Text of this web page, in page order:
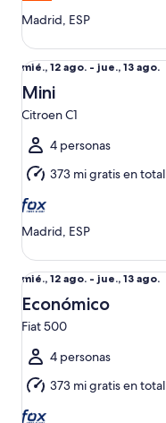
Madrid, ESP
Del
mié.,
12
ago.
al
jue.,
13
ago.
mié., 12 ago. - jue., 13 ago.
Mini
Citroen C1
4 personas
373 mi gratis en total
Madrid, ESP
Mini Citroen C1
Del
mié.,
12
ago.
al
jue.,
13
ago.
mié., 12 ago. - jue., 13 ago.
Económico
Fiat 500
4 personas
373 mi gratis en total
Económico Fiat 500